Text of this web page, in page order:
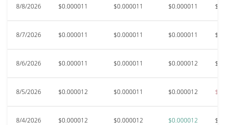
8/8/2026 $0.000011 $0.000011 $0.000011
8/7/2026 $0.000011 $0.000011 $0.000011
8/6/2026 $0.000011 $0.000011 $0.000012
8/5/2026 $0.000012 $0.000011 $0.000012
8/4/2026 $0.000012 $0.000012 $0.000012